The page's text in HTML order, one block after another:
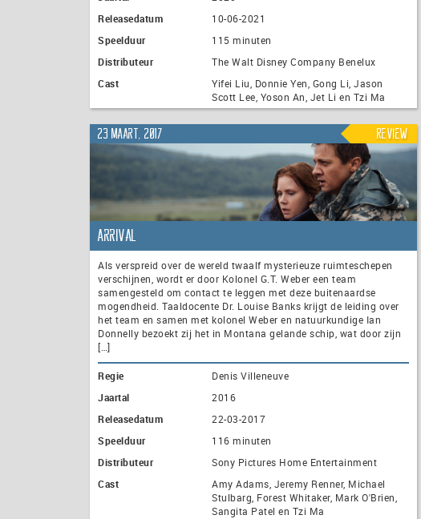
Releasedatum
10-06-2021
Speelduur
115 minuten
Distributeur
The Walt Disney Company Benelux
Cast
Yifei Liu, Donnie Yen, Gong Li, Jason
Scott Lee, Yoson An, Jet Li en Tzi Ma
23 maart, 2017 Review
Arrival
Als verspreid over de wereld twaalf mysterieuze ruimteschepen
verschijnen, wordt er door Kolonel G.T. Weber een team
samengesteld om contact te leggen met deze buitenaardse
mogendheid. Taaldocente Dr. Louise Banks krijgt de leiding over
het team en samen met kolonel Weber en natuurkundige Ian
Donnelly bezoekt zij het in Montana gelande schip, wat door zijn
[…]
Regie
Denis Villeneuve
Jaartal
2016
Releasedatum
22-03-2017
Speelduur
116 minuten
Distributeur
Sony Pictures Home Entertainment
Cast
Amy Adams, Jeremy Renner, Michael
Stulbarg, Forest Whitaker, Mark O'Brien,
Sangita Patel en Tzi Ma